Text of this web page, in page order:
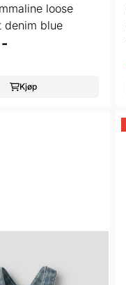
loose
denim blue
Kjøp